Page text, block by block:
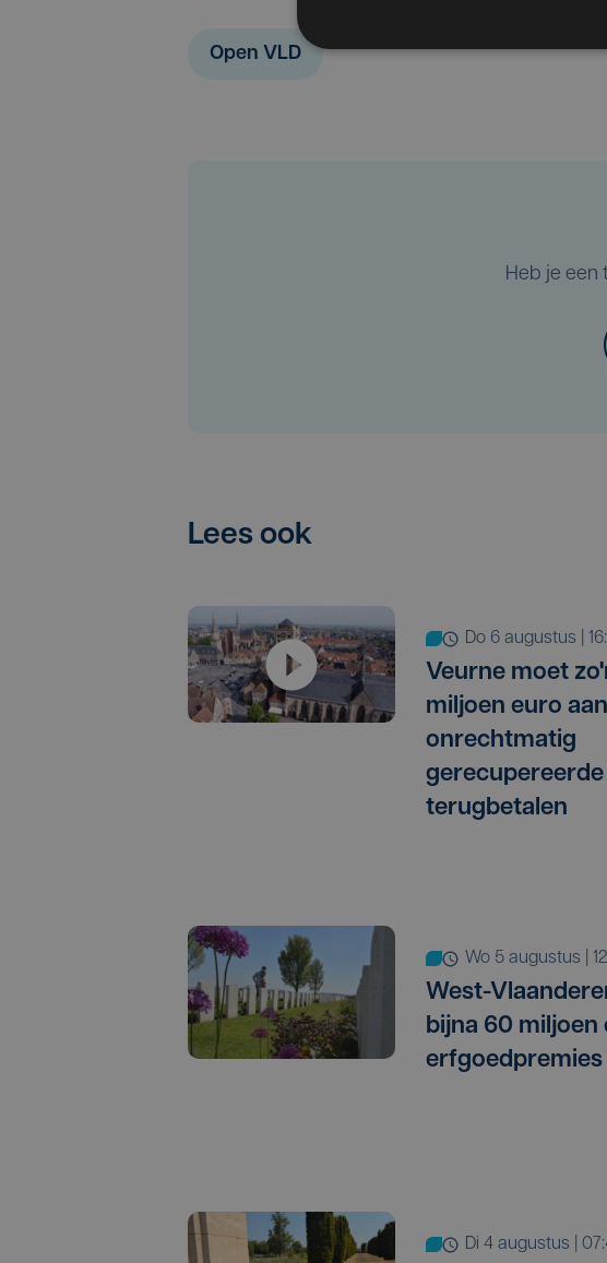
Open VLD
Heb je een
Lees ook
do 6 augustus |
Veurne moet
miljoen euro aan
onrechtmatig
gerecupereerde
terugbetalen
wo 5 augustus |
West-
bijna 60 miljoen
erfgoedpremies
di 4 augustus |